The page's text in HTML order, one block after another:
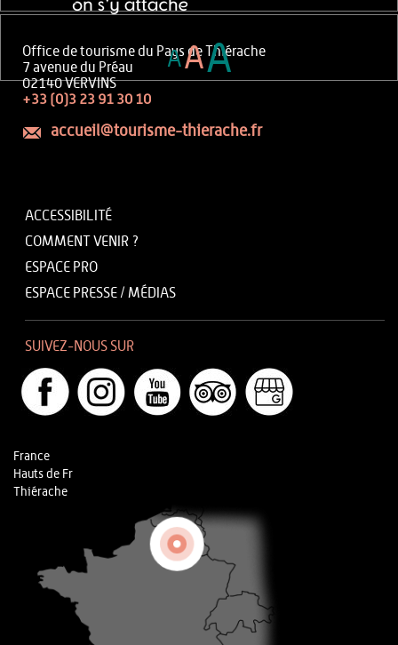
Office de tourisme du Pays de Thiérache
7 avenue du Préau
02140 VERVINS
+33 (0)3 23 91 30 10
accueil@tourisme-thierache.fr
ACCESSIBILITÉ
COMMENT VENIR ?
ESPACE PRO
ESPACE PRESSE / MÉDIAS
SUIVEZ-NOUS SUR
France
Hauts de Fr
Thiérache
AAA